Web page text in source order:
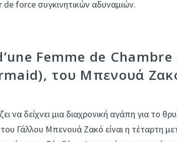
de force συγκινητικών αδυναμιών.
Femme de
του Μπενουά
να δείχνει μια διαχρονική αγάπη για το
του Γάλλου Μπενουά Ζακό είναι η τέταρτη